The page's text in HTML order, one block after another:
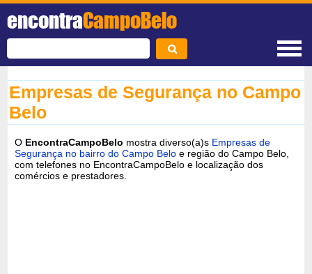
encontraCampoBelo
Empresas de Segurança no Campo
Belo
O EncontraCampoBelo mostra diverso(a)s Empresas de
Segurança no bairro do Campo Belo e região do Campo Belo,
com telefones no EncontraCampoBelo e localização dos
comércios e prestadores.